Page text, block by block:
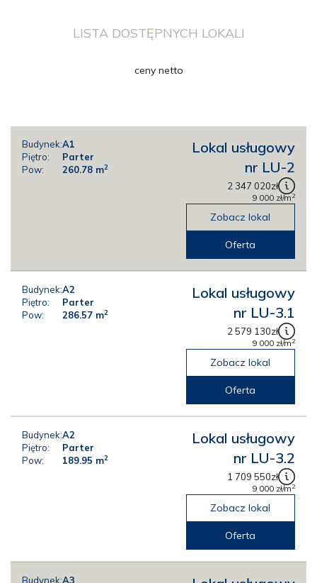
LISTA DOSTĘPNYCH LOKALI
ceny netto
Budynek:
Piętro:
Pow:
A1
Parter
260.78 m2
Lokal usługowy
nr LU-2
2 347 020zł
9 000 zł/m2
Zobacz lokal
Oferta
Budynek:
Piętro:
Pow:
A2
Parter
286.57 m2
Lokal usługowy
nr LU-3.1
2 579 130zł
9 000 zł/m2
Zobacz lokal
Oferta
Budynek:
Piętro:
Pow:
A2
Parter
189.95 m2
Lokal usługowy
nr LU-3.2
1 709 550zł
9 000 zł/m2
Zobacz lokal
Oferta
Budynek:A3